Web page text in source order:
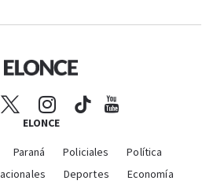
ELONCE
Paraná Policiales
Política
Deportes
Economía